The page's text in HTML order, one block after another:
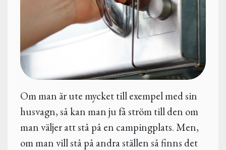
Om man är ute mycket till exempel med sin
husvagn, så kan man ju få ström till den om
man väljer att stå på en campingplats. Men,
om man vill stå på andra ställen så finns det